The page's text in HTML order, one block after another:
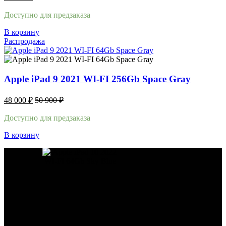
Доступно для предзаказа
В корзину
Распродажа
Apple iPad 9 2021 WI-FI 256Gb Space Gray
48 000 ₽ 50 900₽
Доступно для предзаказа
В корзину